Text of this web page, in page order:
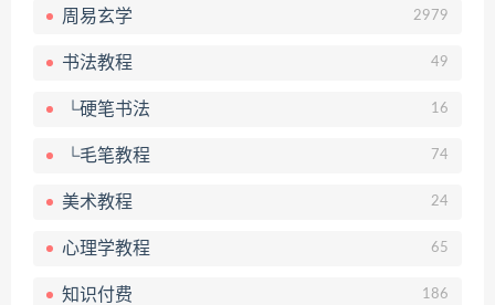
周易玄学 2979
书法教程 49
└硬笔书法 16
└毛笔教程 74
美术教程 24
心理学教程 65
知识付费 186